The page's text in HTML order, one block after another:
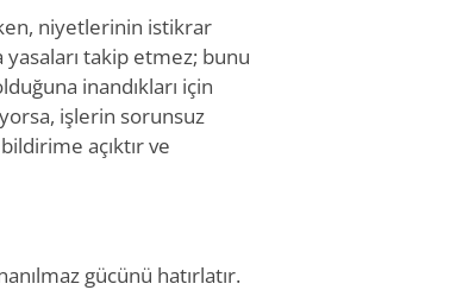
niyetlerinin istikrar
takip etmez; bunu
inandıkları için
işlerin sorunsuz
açıktır ve
gücünü hatırlatır.